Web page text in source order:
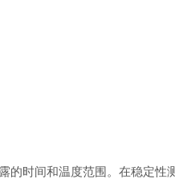
的时间和温度范围。在稳定性